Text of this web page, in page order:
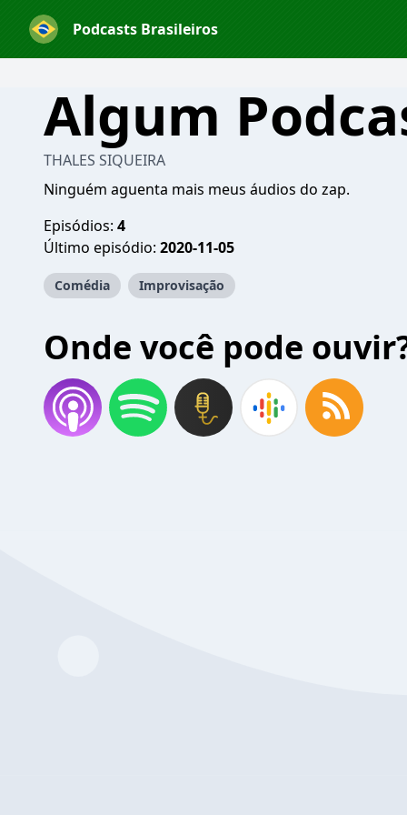
Podcasts Brasileiros
Algum
THALES SIQUEIRA
Ninguém aguenta mais meus áudios do zap.
Episódios: 4
Último episódio: 2020-11-05
Comédia Improvisação
Onde você pode